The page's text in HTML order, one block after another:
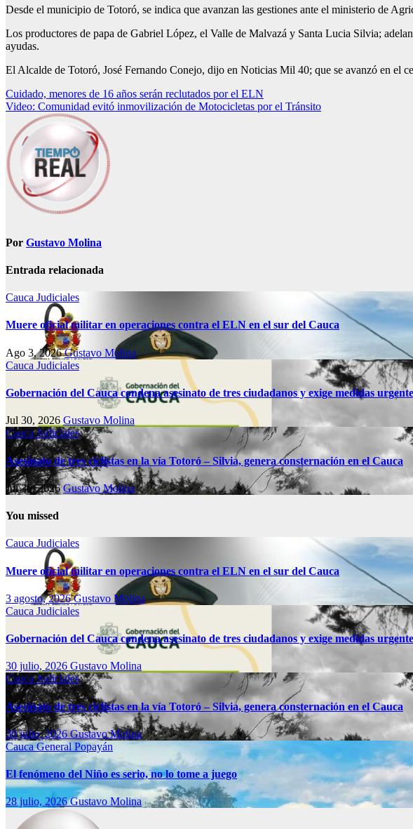
Desde el municipio de Totoró, se indica que avanzan las gestiones ante el ministerio de
Los productores de papa de Gabriel López, el Valle de Malvazá y Santa Lucia Silvia;
ayudas.
El Alcalde de Totoró, José Fernando Conejo, dijo en Noticias Mil 40; que se avanzó en el
Navegación
de
entradas
Cuidado, menores de 16 años serán reclutados por el ELN
Video: Comunidad evitó inmovilización de Motocicletas por el Tránsito
Por Gustavo Molina
Entrada relacionada
Cauca Judiciales
Muere oficial militar en operaciones contra el ELN en el sur del Cauca
Ago 3, 2026Gustavo Molina
Cauca Judiciales
Gobernación del Cauca condena asesinato de tres ciudadanos y exige medidas
Jul 30, 2026 Gustavo Molina
CaucaJudiciales
Asesinato de tres ciclistas en la vía Totoró – Silvia, genera consternación en el Cauca
Jul 30, 2026Gustavo Molina
You missed
Cauca Judiciales
Muere oficial militar en operaciones contra el ELN en el sur del Cauca
3 agosto, 2026Gustavo Molina
Cauca Judiciales
Gobernación del Cauca condena asesinato de tres ciudadanos y exige medidas
30 julio, 2026 Gustavo Molina
CaucaJudiciales
Asesinato de tres ciclistas en la vía Totoró – Silvia, genera consternación en el Cauca
30 julio, 2026Gustavo Molina
CaucaGeneral Popayán
El fenómeno del Niño es serio, no lo tome a juego
28 julio, 2026Gustavo Molina